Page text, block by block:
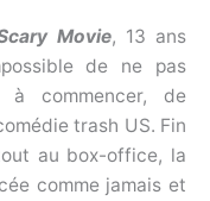
Movie, 13 ans
de ne pas
commencer, de
trash US. Fin
au box-office, la
comme jamais et